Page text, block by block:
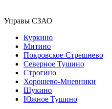
Управы СЗАО
Куркино
Митино
Покровское-Стрешнево
Северное Тушино
Строгино
Хорошево-Мневники
Щукино
Южное Тушино